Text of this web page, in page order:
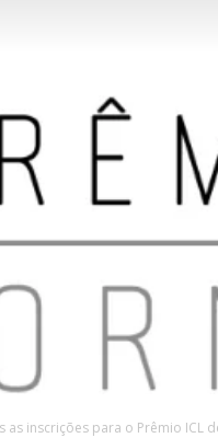
as inscrições para o Prêmio ICL